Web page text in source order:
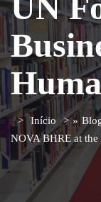
Início »
NOVA BHRE at